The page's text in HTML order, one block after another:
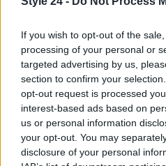
If you wish to opt-out of the
processing of your personal or
targeted advertising by us,
section to confirm your
opt-out request is processed
interest-based ads based on
us or personal information
your opt-out. You may
disclosure of your personal